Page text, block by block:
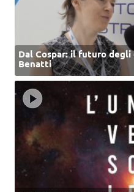
Dal Cospar: il futuro
Benatti